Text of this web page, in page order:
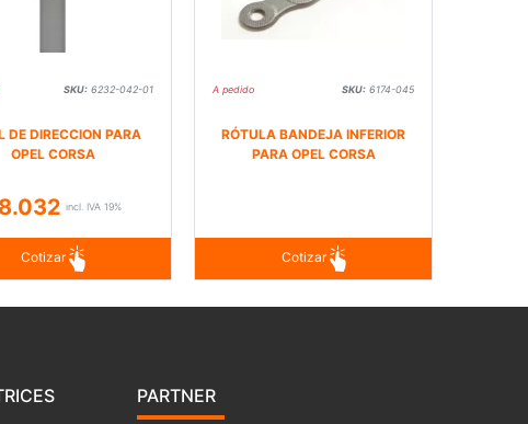
SKU: 6232-042-01
DE DIRECCION PARA
OPEL CORSA
incl. IVA 19%
Cotizar
A pedido SKU: 6174-045
RÓTULA BANDEJA INFERIOR
PARA OPEL CORSA
Cotizar
PARTNER